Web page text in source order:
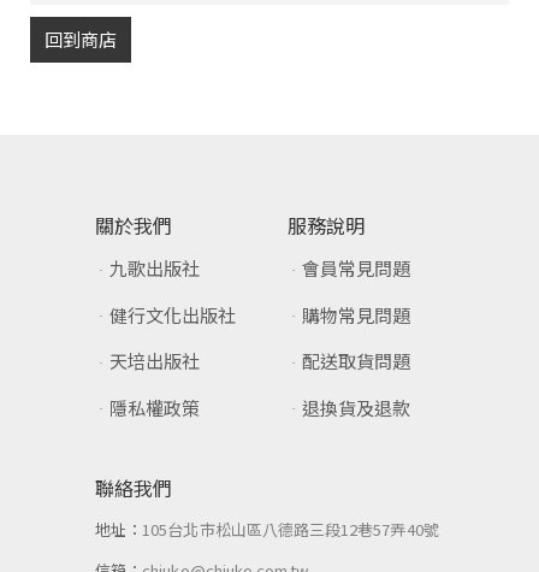
回到商店
關於我們
九歌出版社
健行文化出版社
天培出版社
隱私權政策
服務說明
會員常見問題
購物常見問題
配送取貨問題
退換貨及退款
聯絡我們
地址：105台北市松山區八德路三段12巷57弄40號